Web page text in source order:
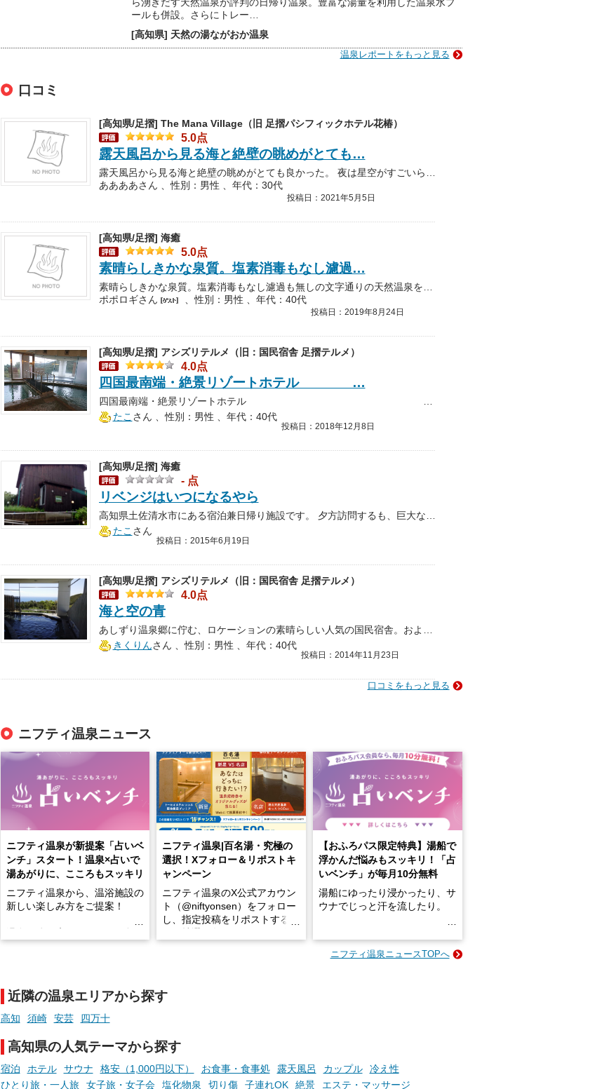
ら湧きだす天然温泉が評判の日帰り温泉。豊富な湯量を利用した温泉水プ
ールも併設。さらにトレー…
[高知県] 天然の湯ながおか温泉
温泉レポートをもっと見る
口コミ
[高知県/足摺] The Mana Village（旧 足摺パシフィックホテル花椿）
5.0点
露天風呂から見る海と絶壁の眺めがとても…
露天風呂から見る海と絶壁の眺めがとても良かった。 夜は星空がすごいらしいが見られず残念。 シャンプーバーがあり、自分にあったものが使えるのも○。 ホテル従業員の対応も良か…
ああああさん 、性別：男性 、年代：30代
投稿日：2021年5月5日
[高知県/足摺] 海癒
5.0点
素晴らしきかな泉質。塩素消毒もなし濾過…
素晴らしきかな泉質。塩素消毒もなし濾過も無しの文字通りの天然温泉を薪で焚いている温泉施設は日本にもここだけだとか。真っ透明なお湯なのに超ヌルヌルで初めてなのに感動しました…
ポポロギさん
、性別：男性 、年代：40代
投稿日：2019年8月24日
[高知県/足摺] アシズリテルメ（旧：国民宿舎 足摺テルメ）
4.0点
四国最南端・絶景リゾートホテル …
四国最南端・絶景リゾートホテル 高知県土佐清水市、四国最南端足摺岬にある絶景が自慢のリゾートホテルです。 施設名に『…
たこ さん 、性別：男性 、年代：40代
投稿日：2018年12月8日
[高知県/足摺] 海癒
- 点
リベンジはいつになるやら
高知県土佐清水市にある宿泊兼日帰り施設です。 夕方訪問するも、巨大な施設には誰もいらっしゃらず、写真の併設の温泉施設へ向かいます。 しかし、誰もいません。カウンターには…
たこ さん
投稿日：2015年6月19日
[高知県/足摺] アシズリテルメ（旧：国民宿舎 足摺テルメ）
4.0点
海と空の青
あしずり温泉郷に佇む、ロケーションの素晴らしい人気の国民宿舎。およそ8年ぶりに、日帰り入浴して来ました。 自然と建築物の融合をテーマに設計されているとのことで、モダン…
きくりん さん 、性別：男性 、年代：40代
投稿日：2014年11月23日
口コミをもっと見る
ニフティ温泉ニュース
ニフティ温泉が新提案「占いベ
ンチ」スタート！温泉×占いで
湯あがりに、こころもスッキリ
ニフティ温泉から、温浴施設の
新しい楽しみ方をご提案！
手相やタロットなど気軽に楽し
める占いで、“ととのう”おふろ
時間を、もっと特別に。
ニフティ温泉|百名湯・究極の
選択！Xフォロー＆リポストキ
ャンペーン
ニフティ温泉のX公式アカウン
ト（@niftyonsen）をフォロー
し、指定投稿をリポストする
【おふろパス限定特典】湯船で
浮かんだ悩みもスッキリ！「占
いベンチ」が毎月10分無料
湯船にゆったり浸かったり、サ
ウナでじっと汗を流したり。
そんな「一人でぼんやり過ごす
お風呂でリラックスしているか
らこそ向き合える、大切な自分
ニフティ温泉ニュースTOPへ
近隣の温泉エリアから探す
高知 須崎 安芸 四万十
高知県の人気テーマから探す
宿泊 ホテル サウナ 格安（1,000円以下） お食事・食事処 露天風呂 カップル
冷え性
ひとり旅・一人旅
女子旅・女子会 塩化物泉 切り傷 子連れOK 絶景 エステ・マッサージ